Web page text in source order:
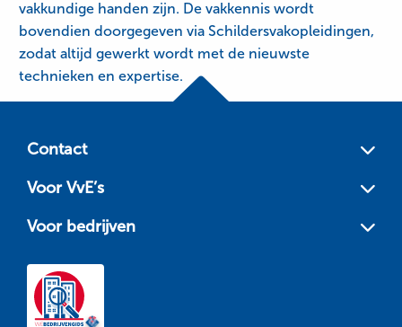
vakkundige handen zijn. De vakkennis wordt
bovendien doorgegeven via Schildersvakopleidingen,
zodat altijd gewerkt wordt met de nieuwste
technieken en expertise.
Voor bedrijven
Voor VvE’s
Contact